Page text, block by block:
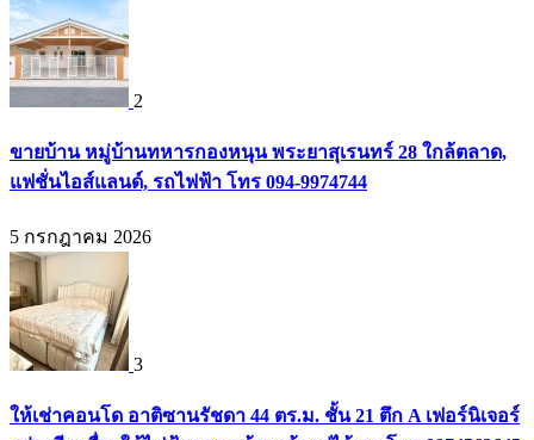
2
ขายบ้าน หมู่บ้านทหารกองหนุน พระยาสุเรนทร์ 28 ใกล้ตลาด,
แฟชั่นไอส์แลนด์, รถไฟฟ้า โทร 094-9974744
5 กรกฎาคม 2026
3
ให้เช่าคอนโด อาติซานรัชดา 44 ตร.ม. ชั้น 21 ตึก A เฟอร์นิเจอร์